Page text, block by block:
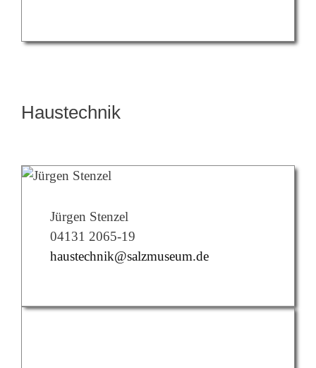
Haustechnik
Jürgen Stenzel
04131 2065-19
haustechnik@salzmuseum.de